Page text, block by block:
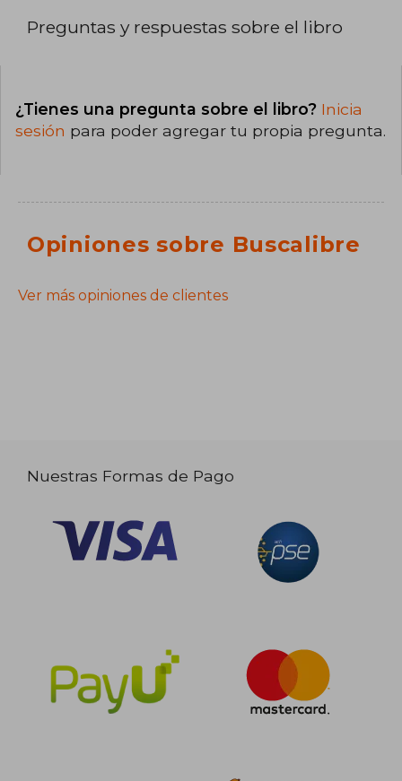
Preguntas y respuestas sobre el libro
¿Tienes una pregunta sobre el libro? Inicia
sesión para poder agregar tu propia pregunta.
Opiniones sobre Buscalibre
Ver más opiniones de clientes
Nuestras Formas de Pago